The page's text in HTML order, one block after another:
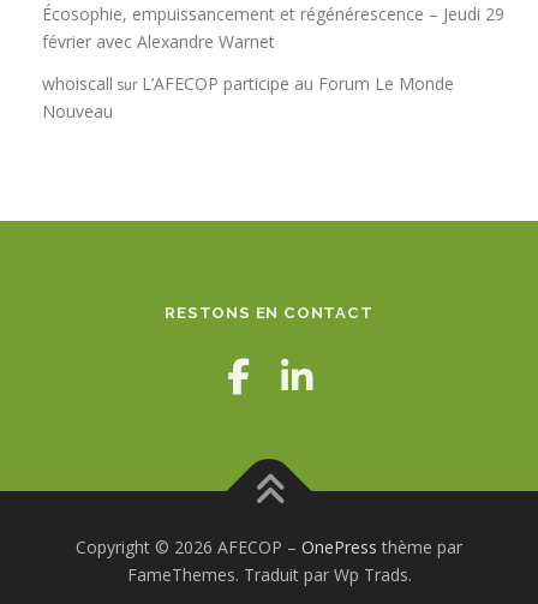
Écosophie, empuissancement et régénérescence – Jeudi 29
février avec Alexandre Warnet
whoiscall sur L’AFECOP participe au Forum Le Monde
Nouveau
RESTONS EN CONTACT
Copyright © 2026 AFECOP – OnePress thème par
FameThemes. Traduit par Wp Trads.